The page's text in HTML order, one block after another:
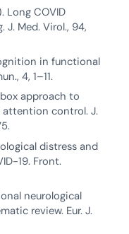
Long COVID
Med. Virol., 94,
in functional
4, 1–11.
approach to
attention control. J.
distress and
19. Front.
neurological
review. Eur. J.